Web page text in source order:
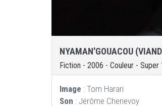
NYAMAN'GOUACOU
Fiction - 2006 - Couleur - Super
Image : Tom Harari
Son : Jérôme Chenevoy